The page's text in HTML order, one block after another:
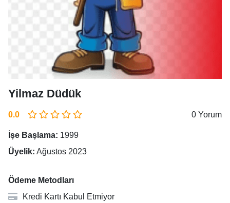
Yilmaz Düdük
0.0 0 Yorum
İşe Başlama: 1999
Üyelik: Ağustos 2023
Ödeme Metodları
Kredi Kartı Kabul Etmiyor